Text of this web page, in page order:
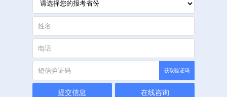
获取验证码
提交信息 在线咨询